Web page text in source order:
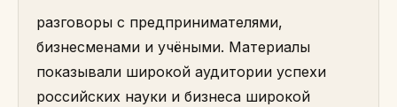
разговоры с предпринимателями,
бизнесменами и учёными. Материалы
показывали широкой аудитории успехи
российских науки и бизнеса широкой